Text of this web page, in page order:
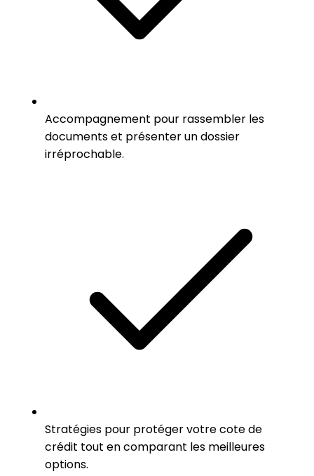
Accompagnement pour rassembler les
documents et présenter un dossier
irréprochable.
Stratégies pour protéger votre cote de
crédit tout en comparant les meilleures
options.